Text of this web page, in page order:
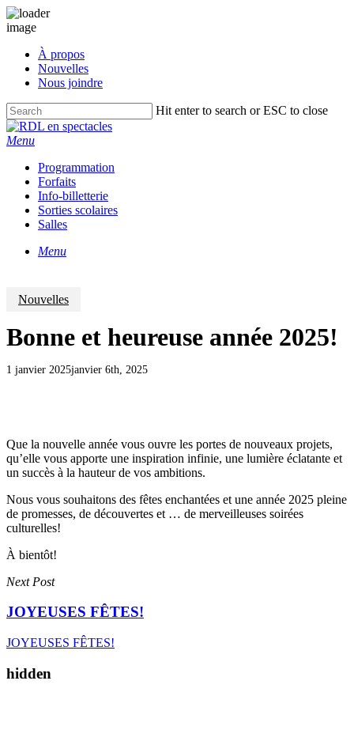
main
content
À propos
Nouvelles
Nous joindre
Hit enter to search or ESC to close
Close
Search
Menu
Programmation
Forfaits
Info-billetterie
Sorties scolaires
Salles
Menu
Nouvelles
Bonne et heureuse année 2025!
1 janvier 2025janvier 6th, 2025
Que la nouvelle année vous ouvre les portes de nouveaux projets,
qu’elle vous apporte une inspiration infinie, une lumière éclatante et
un succès à la hauteur de vos ambitions.
Nous vous souhaitons des fêtes enchantées et une année 2025 pleine
de promesses, de découvertes et … de merveilleuses soirées
culturelles!
À bientôt!
Next Post
JOYEUSES FÊTES!
JOYEUSES FÊTES!
hidden